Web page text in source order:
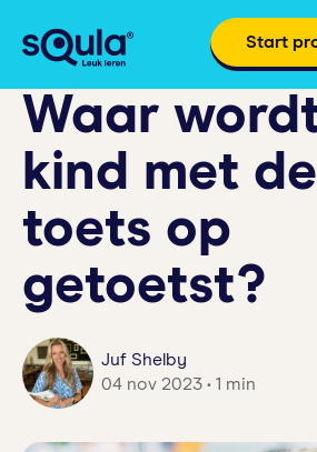
Start
Waar
kind met
toets op
getoetst?
Juf Shelby
04 nov 2023 • 1 min